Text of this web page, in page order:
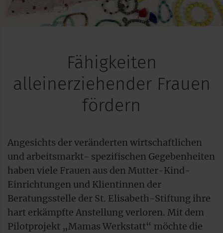
Fähigkeiten
alleinerziehender Frauen
fördern
Angesichts der veränderten wirtschaftlichen
und arbeitsmarkt- spezifischen Gegebenheiten
haben viele Frauen aus den Mutter-Kind-
Einrichtungen und Klientinnen der
Beratungsstelle der St. Elisabeth-Stiftung ihre
hart erkämpfte Anstellung verloren. Mit dem
Pilotprojekt „Mamas Werkstatt“ möchte die